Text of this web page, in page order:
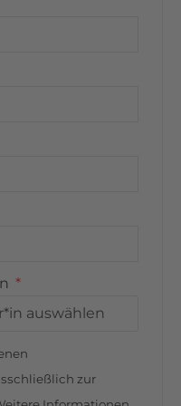
Angebot
zu ausgedehnten
Segeln über
weitläufige
hochwertiger
zur